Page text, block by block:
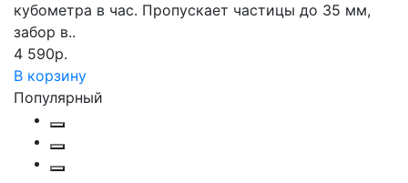
кубометра в час. Пропускает частицы до 35 мм,
забор в..
4 590р.
В корзину
Популярный